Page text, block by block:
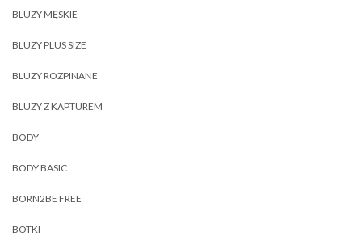
BLUZY MĘSKIE
BLUZY PLUS SIZE
BLUZY ROZPINANE
BLUZY Z KAPTUREM
BODY
BODY BASIC
BORN2BE FREE
BOTKI